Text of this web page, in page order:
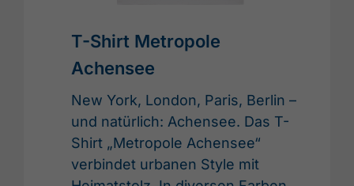
T-Shirt Metropole
Achensee
New York, London, Paris, Berlin –
und natürlich: Achensee. Das T-
Shirt „Metropole Achensee“
verbindet urbanen Style mit